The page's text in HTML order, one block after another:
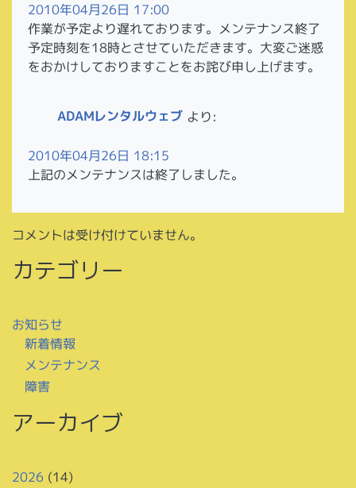
2010年04月26日 17:00
作業が予定より遅れております。メンテナンス終了
予定時刻を18時とさせていただきます。大変ご迷惑
をおかけしておりますことをお詫び申し上げます。
ADAMレンタルウェブ より:
2010年04月26日 18:15
上記のメンテナンスは終了しました。
コメントは受け付けていません。
カテゴリー
お知らせ
新着情報
メンテナンス
障害
アーカイブ
2026 (14)